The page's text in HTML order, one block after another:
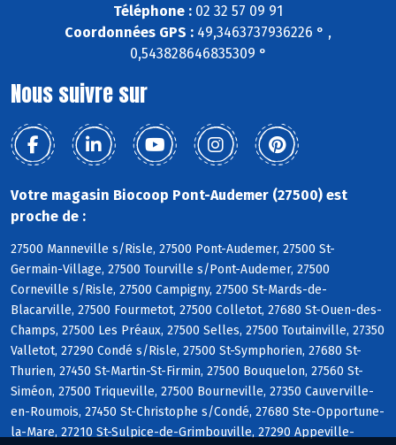
Téléphone : 02 32 57 09 91
Coordonnées GPS : 49,3463737936226 ° ,
0,543828646835309 °
Nous suivre sur
Votre magasin Biocoop Pont-Audemer (27500) est
proche de :
27500 Manneville s/Risle, 27500 Pont-Audemer, 27500 St-
Germain-Village, 27500 Tourville s/Pont-Audemer, 27500
Corneville s/Risle, 27500 Campigny, 27500 St-Mards-de-
Blacarville, 27500 Fourmetot, 27500 Colletot, 27680 St-Ouen-des-
Champs, 27500 Les Préaux, 27500 Selles, 27500 Toutainville, 27350
Valletot, 27290 Condé s/Risle, 27500 St-Symphorien, 27680 St-
Thurien, 27450 St-Martin-St-Firmin, 27500 Bouquelon, 27560 St-
Siméon, 27500 Triqueville, 27500 Bourneville, 27350 Cauverville-
en-Roumois, 27450 St-Christophe s/Condé, 27680 Ste-Opportune-
la-Mare, 27210 St-Sulpice-de-Grimbouville, 27290 Appeville-